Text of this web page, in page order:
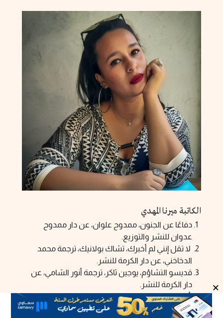
الكاتبة ميرنا المهدي
دفاعًا عن الجنون، ممدوح علوان، عن دار ممدوح
عدوان للنشر والتوزيع.
لا تقل إنني لم أخبرك، تشاك بولانيك، ترجمة محمد
الدخاخني، عن دار الكرمة للنشر.
قديسو التشاؤم، يوجين ثاكر، ترجمة أنور الشامي، عن
دار الكرمة للنشر.
أرض البرتقال الحزين، غسان كنفاني، عن منشورات
الرمال.
×